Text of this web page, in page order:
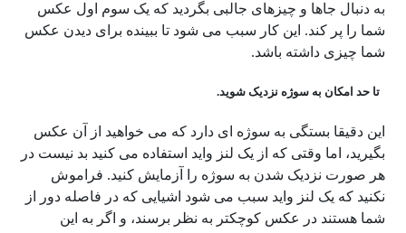
به دنبال جاها و چیزهای جالبی بگردید که یک سوم اول عکس
شما را پر کند. این کار سبب می شود تا ببینده برای دیدن عکس
شما چیزی داشته باشد.
تا حد امکان به سوژه نزدیک شوید.
این دقیقا بستگی به سوژه ای دارد که می خواهید از آن عکس
بگیرید، اما وقتی که از یک لنز واید استفاده می کنید بد نیست در
هر صورت نزدیک شدن به سوژه را آزمایش کنید. فراموش
نکنید که یک لنز واید سبب می شود اشیایی که در فاصله دور از
شما هستند در عکس کوچکتر به نظر برسند، و اگر به این